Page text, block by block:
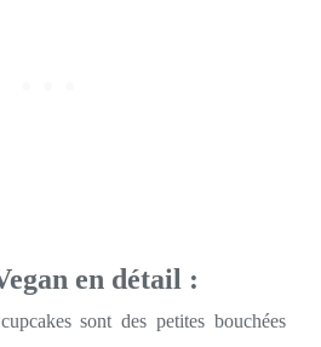
en détail :
sont des petites bouchées